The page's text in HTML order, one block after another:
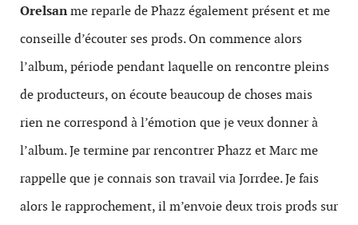
Orelsanme reparle de Phazz également présent et me
conseille d’écouter ses prods. On commence alors
l’album, période pendant laquelle on rencontre pleins
de producteurs, on écoute beaucoup de choses mais
rien ne correspond à l’émotion que je veux donner à
l’album. Je termine par rencontrer Phazz et Marc me
rappelle que je connais son travail via Jorrdee. Je fais
alors le rapprochement, il m’envoie deux trois prods sur